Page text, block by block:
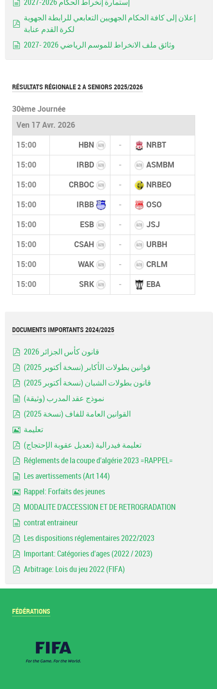
إستمارة إنخراط الحكام 2026-2027
pdf
إعلان إلى كافة الحكام الجهويين التعابعي للرابطة الجهوية
لكرة القدم عنابة
وثائق ملف الانخراط للموسم الرياضي 2026 -2027
RÉSULTATS RÉGIONALE 2 A SENIORS 2025/2026
30ème Journée
Ven 17 Avr. 2026
15:00 HBN - NRBT
15:00 IRBD - ASMBM
15:00 CRBOC - NRBEO
15:00 IRBB - OSO
15:00 ESB - JSJ
15:00 CSAH - URBH
15:00 WAK - CRLM
15:00 SRK - EBA
DOCUMENTS IMPORTANTS 2024/2025
قانون كأس الجزائر 2026
قوانين بطولات الأكابر (نسخة أكتوبر 2025)
قانون بطولات الشبان (نسخة أكتوبر 2025)
نموذج عقد المدرب (وثيقة)
القوانين العامة للفاف (نسخة 2025)
تعليمة
تعليمة فيدرالية (تعديل عقوبة الإحتجاج)
Réglements de la coupe d'algérie 2023 =RAPPEL=
Les avertissements (Art 144)
Rappel: Forfaits des jeunes
MODALITE D'ACCESSION ET DE RETROGRADATION
contrat entraineur
Les dispositions réglementaires 2022/2023
Important: Catégories d'ages (2022 / 2023)
Arbitrage: Lois du jeu 2022 (FIFA)
FÉDÉRATIONS